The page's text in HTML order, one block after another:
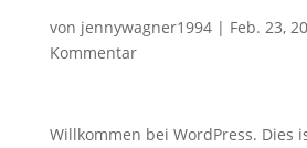
von jennywagner1994| Feb. 23,
Kommentar
Willkommen bei WordPress. Dies